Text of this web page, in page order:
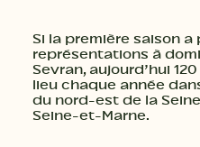
Si la première saison a
représentations à
Sevran, aujourd’hui
lieu chaque année
du nord-est de la
Seine-et-Marne.